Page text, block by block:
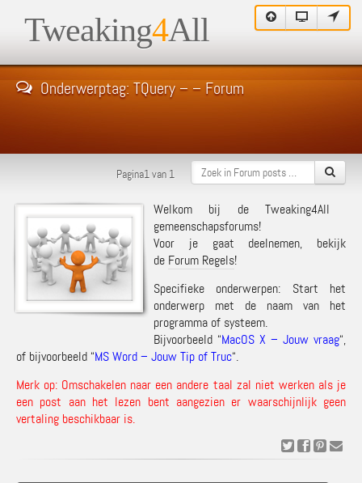
Tweaking4All
Onderwerptag: TQuery – – Forum
Pagina1 van 1
Welkom bij de Tweaking4All
gemeenschapsforums!
Voor je gaat deelnemen, bekijk
de Forum Regels!
Specifieke onderwerpen: Start het
onderwerp met de naam van het
programma of systeem.
Bijvoorbeeld “MacOS X – Jouw vraag“,
of bijvoorbeeld “MS Word – Jouw Tip of Truc“.
Merk op: Omschakelen naar een andere taal zal niet werken als je
een post aan het lezen bent aangezien er waarschijnlijk geen
vertaling beschikbaar is.